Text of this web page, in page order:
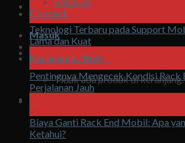
Contact
Masuk
Keranjang / Rp0
Tidak ada produk di keranjang.
Keranjang
Agu
Teknologi Terbaru pada Support
Lama dan Kuat
05
Agu
Pentingnya Mengecek Kondisi Rack
Perjalanan Jauh
Biaya Ganti Rack End Mobil: Apa
Ketahui?